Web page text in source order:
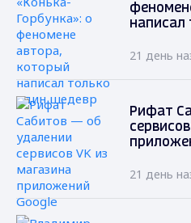
написал
21 день
Рифат
21 день